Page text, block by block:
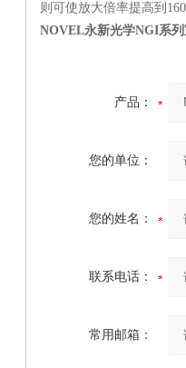
则可使放大倍率提高到160
NOVEL永新光学NGI系
产品：
您的单位：
您的姓名：
联系电话：
常用邮箱：